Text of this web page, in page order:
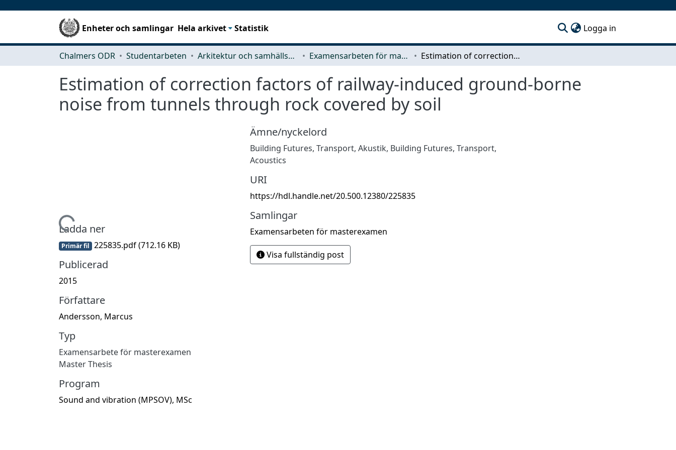
Enheter och samlingar Hela arkivet Statistik Logga in
Chalmers ODR Studentarbeten Arkitektur och samhällsbyggnadsteknik (ACE) Examensarbeten för masterexamen Estimation of correction factors of railway-induced ground-borne noise from tunnels through rock covered by soil
Estimation of correction factors of railway-induced ground-borne
noise from tunnels through rock covered by soil
Hämtar...
Ladda ner
Primär fil 225835.pdf(712.16 KB)
Publicerad
2015
Författare
Andersson, Marcus
Typ
Examensarbete för masterexamen
Master Thesis
Program
Sound and vibration (MPSOV), MSc
Ämne/nyckelord
Building Futures, Transport, Akustik, Building Futures, Transport,
Acoustics
URI
https://hdl.handle.net/20.500.12380/225835
Samlingar
Examensarbeten för masterexamen
Visa fullständig post